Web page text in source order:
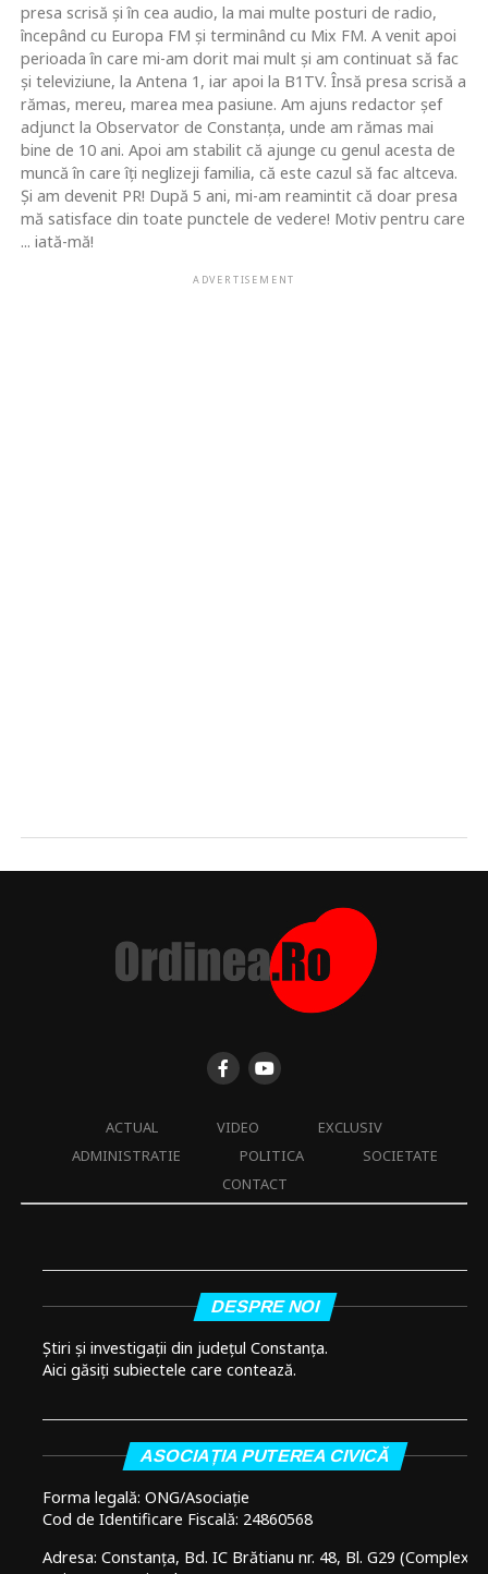
presa scrisă şi în cea audio, la mai multe posturi de radio,
începând cu Europa FM şi terminând cu Mix FM. A venit apoi
perioada în care mi-am dorit mai mult şi am continuat să fac
şi televiziune, la Antena 1, iar apoi la B1TV. Însă presa scrisă a
rămas, mereu, marea mea pasiune. Am ajuns redactor şef
adjunct la Observator de Constanţa, unde am rămas mai
bine de 10 ani. Apoi am stabilit că ajunge cu genul acesta de
muncă în care îţi neglizeji familia, că este cazul să fac altceva.
Şi am devenit PR! După 5 ani, mi-am reamintit că doar presa
mă satisface din toate punctele de vedere! Motiv pentru care
... iată-mă!
ADVERTISEMENT
ACTUAL VIDEO
EXCLUSIV
ADMINISTRATIE
POLITICA
SOCIETATE
CONTACT
DESPRE NOI
Știri și investigații din județul Constanța.
Aici găsiți subiectele care contează.
ASOCIAȚIA PUTEREA CIVICĂ
Forma legală: ONG/Asociație
Cod de Identificare Fiscală: 24860568
Adresa: Constanța, Bd. IC Brătianu nr. 48, Bl. G29 (Complex